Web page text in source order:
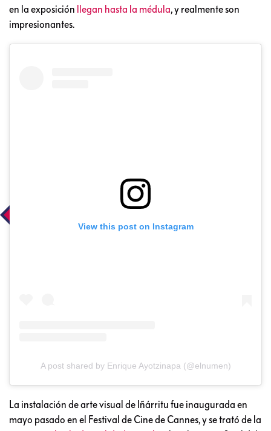
en la exposición
llegan hasta la médula, y realmente son
impresionantes.
View this post on Instagram
A post shared by Enrique Ayotzinapa (@elnumen)
La instalación de arte visual de Iñárritu fue inaugurada en
mayo pasado en el Festival de Cine de Cannes, y se trató de la